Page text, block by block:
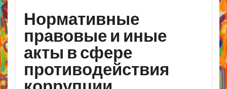
Нормативные
правовые и иные
акты в сфере
противодействия